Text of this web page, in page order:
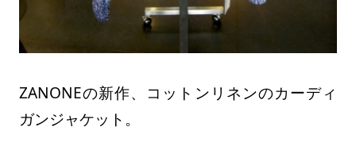
ZANONEの新作、コットンリネンのカーディ
ガンジャケット。